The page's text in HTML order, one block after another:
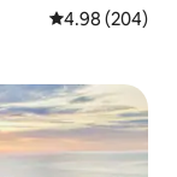
औसत रेटिंग 5 में से
4.98 (204)